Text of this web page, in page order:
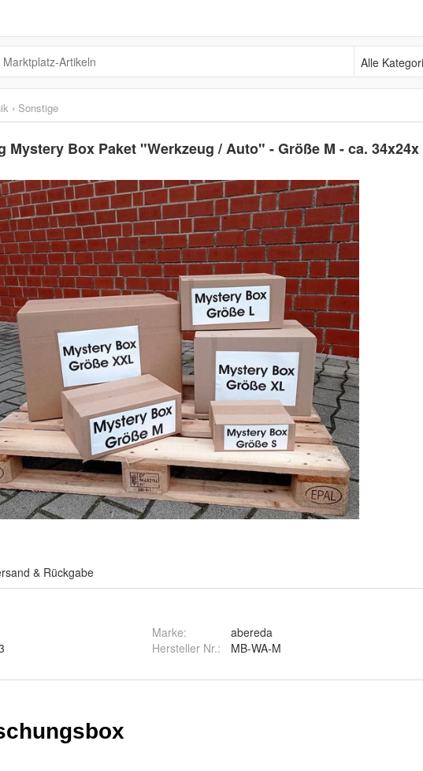
Alle Kategorien
› Sonstige
Mystery Box Paket "Werkzeug / Auto" - Größe M - ca. 34x24x
& Rückgabe
Marke:
abereda
Hersteller Nr.:
MB-WA-M